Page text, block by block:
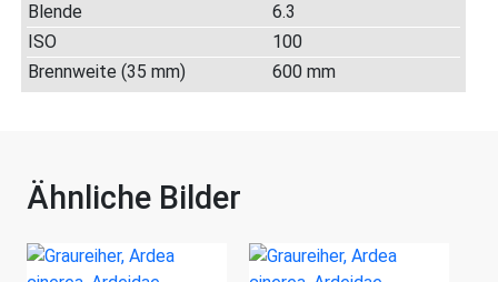
Blende
6.3
ISO
100
Brennweite (35 mm)
600 mm
Ähnliche Bilder